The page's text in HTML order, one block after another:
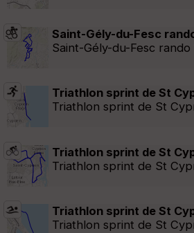
Saint-Gély-du-Fesc
Saint-Gély-du-Fesc
Triathlon sprint de St
Triathlon sprint de St
Triathlon sprint de St
Triathlon sprint de St
Triathlon sprint de St
Triathlon sprint de St